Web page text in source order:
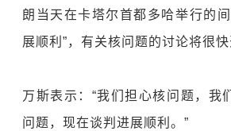
朗当天在卡塔尔首都多哈举行的
展顺利”，有关核问题的讨论将很快
万斯表示：“我们担心核问题，我
问题，现在谈判进展顺利。”